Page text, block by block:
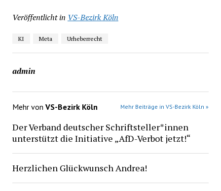
Veröffentlicht in VS-Bezirk Köln
KI Meta Urheberrecht
admin
Mehr von VS-Bezirk Köln Mehr Beiträge in VS-Bezirk Köln »
Der Verband deutscher Schriftsteller*innen
unterstützt die Initiative „AfD-Verbot jetzt!“
Herzlichen Glückwunsch Andrea!